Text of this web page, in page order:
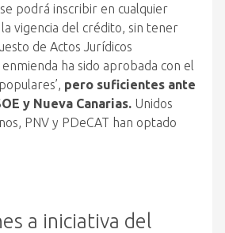
podrá inscribir en cualquier
vigencia del crédito, sin tener
de Actos Jurídicos
ha sido aprobada con el
pero suficientes ante
y Nueva Canarias. Unidos
PNV y PDeCAT han optado
a iniciativa del